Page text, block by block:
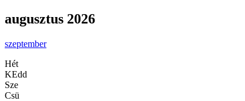
augusztus 2026
szeptember
Hét
KEdd
Sze
Csü